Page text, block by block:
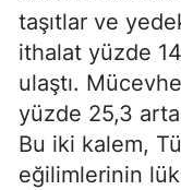
taşıtlar ve
ithalat yüzde
ulaştı.
yüzde 25,3
Bu iki kalem,
eğilimlerinin